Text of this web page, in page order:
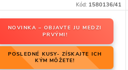
Kód: 1580136/41
NOVINKA – OBJAVTE JU MEDZI
PRVÝMI!
POSLEDNÉ KUSY- ZÍSKAJTE ICH
KÝM MÔŽETE!